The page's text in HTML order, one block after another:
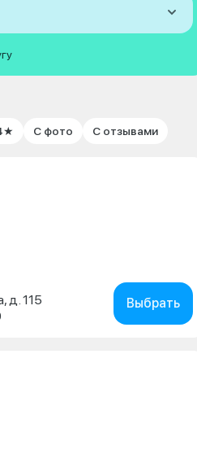
С фото С отзывами
д. 115
Выбрать